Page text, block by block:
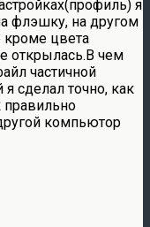
я
флэшку, на другом
кроме цвета
открылась.В чем
частичной
сделал точно, как
правильно
компьютор